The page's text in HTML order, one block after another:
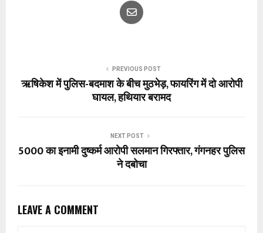
PREVIOUS POST
ऋषिकेश में पुलिस-बदमाश के बीच मुठभेड़, फायरिंग में दो आरोपी
घायल, हथियार बरामद
NEXT POST
₹5000 का इनामी दुष्कर्म आरोपी सलमान गिरफ्तार, गंगनहर पुलिस
ने दबोचा
LEAVE A COMMENT